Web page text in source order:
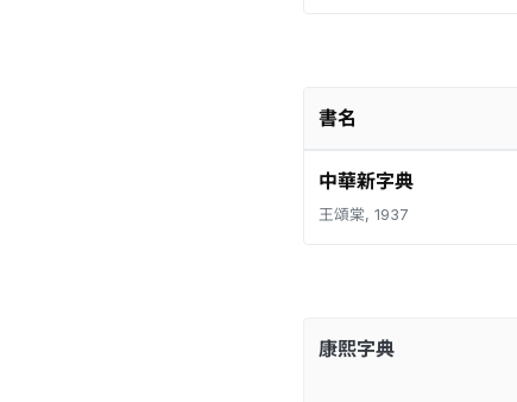
書名
中華新字典
王頌棠, 1937
康熙字典